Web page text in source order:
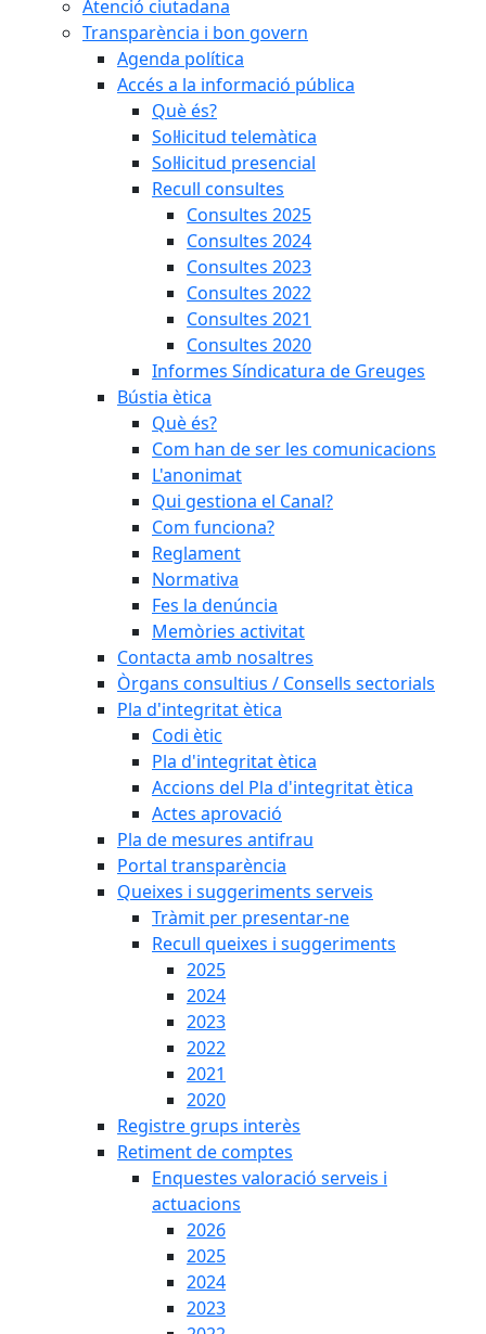
Atenció ciutadana
Transparència i bon govern
Agenda política
Accés a la informació pública
Què és?
Sol·licitud telemàtica
Sol·licitud presencial
Recull consultes
Consultes 2025
Consultes 2024
Consultes 2023
Consultes 2022
Consultes 2021
Consultes 2020
Informes Síndicatura de Greuges
Bústia ètica
Què és?
Com han de ser les comunicacions
L'anonimat
Qui gestiona el Canal?
Com funciona?
Reglament
Normativa
Fes la denúncia
Memòries activitat
Contacta amb nosaltres
Òrgans consultius / Consells sectorials
Pla d'integritat ètica
Codi ètic
Pla d'integritat ètica
Accions del Pla d'integritat ètica
Actes aprovació
Pla de mesures antifrau
Portal transparència
Queixes i suggeriments serveis
Tràmit per presentar-ne
Recull queixes i suggeriments
2025
2024
2023
2022
2021
2020
Registre grups interès
Retiment de comptes
Enquestes valoració serveis i
actuacions
2026
2025
2024
2023